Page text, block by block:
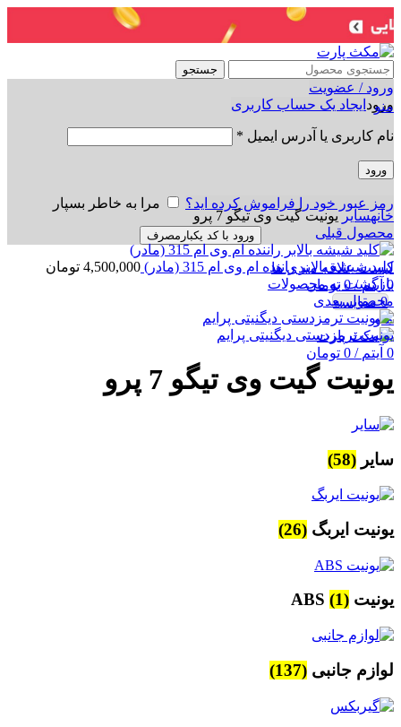
جستجو
ورود / عضویت
ورود ایجاد یک حساب کاربری
نام کاربری یا آدرس ایمیل *
ورود
رمز عبور خود را فراموش کرده اید؟ مرا به خاطر بسپار
ورود با کد یکبارمصرف
لیست علاقه مندی ها
0 آیتم /
0 تومان
0 مقایسه
منو
0 آیتم /
0 تومان
منو
برای بزرگنمایی کلیک کنید
خانهسایریونیت گیت وی تیگو 7 پرو
محصول قبلی
کلید شیشه بالابر راننده ام وی ام 315 (مادر) 4,500,000 تومان
بازگشت به محصولات
محصول بعدی
یونیت ترمزدستی دیگنیتی پرایم
یونیت گیت وی تیگو 7 پرو
سایر (58)
یونیت ایربگ (26)
یونیت ABS (1)
لوازم جانبی (137)